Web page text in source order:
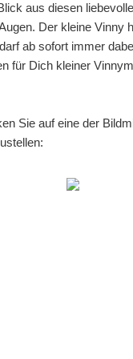
aus diesen
Der kleine Vinny
ab sofort immer
für Dich kleiner
Sie auf eine der